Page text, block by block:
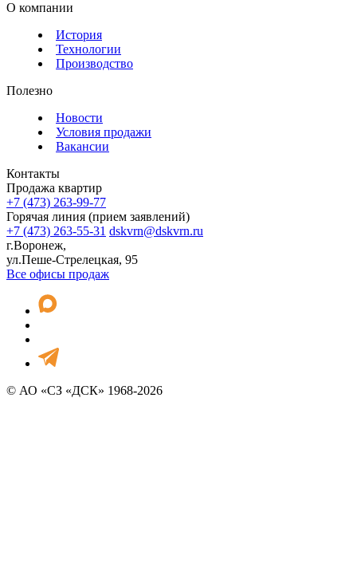
О компании
История
Технологии
Производство
Полезно
Новости
Условия продажи
Вакансии
Контакты
Продажа квартир
+7 (473) 263-99-77
Горячая линия (прием заявлений)
+7 (473) 263-55-31 dskvrn@dskvrn.ru
г.Воронеж,
ул.Пеше-Стрелецкая, 95
Все офисы продаж
© АО «СЗ «ДСК» 1968-2026